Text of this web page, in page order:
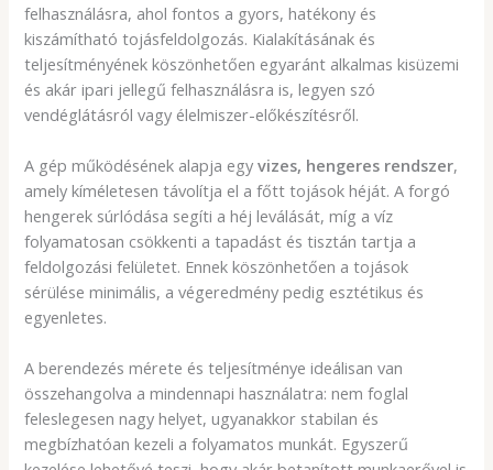
felhasználásra, ahol fontos a gyors, hatékony és
kiszámítható tojásfeldolgozás. Kialakításának és
teljesítményének köszönhetően egyaránt alkalmas kisüzemi
és akár ipari jellegű felhasználásra is, legyen szó
vendéglátásról vagy élelmiszer-előkészítésről.
A gép működésének alapja egyvizes, hengeres rendszer,
amely kíméletesen távolítja el a főtt tojások héját. A forgó
hengerek súrlódása segíti a héj leválását, míg a víz
folyamatosan csökkenti a tapadást és tisztán tartja a
feldolgozási felületet. Ennek köszönhetően a tojások
sérülése minimális, a végeredmény pedig esztétikus és
egyenletes.
A berendezés mérete és teljesítménye ideálisan van
összehangolva a mindennapi használatra: nem foglal
feleslegesen nagy helyet, ugyanakkor stabilan és
megbízhatóan kezeli a folyamatos munkát. Egyszerű